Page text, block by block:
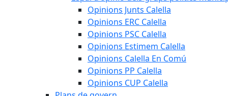
Opinions Junts Calella
Opinions ERC Calella
Opinions PSC Calella
Opinions Estimem Calella
Opinions Calella En Comú
Opinions PP Calella
Opinions CUP Calella